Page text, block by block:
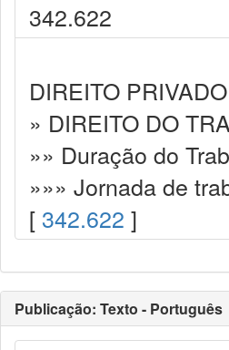
342.622
DIREITO
» DIREITO DO
»» Duração do
»»» Jornada de
[ 342.622 ]
Publicação: Texto - Português